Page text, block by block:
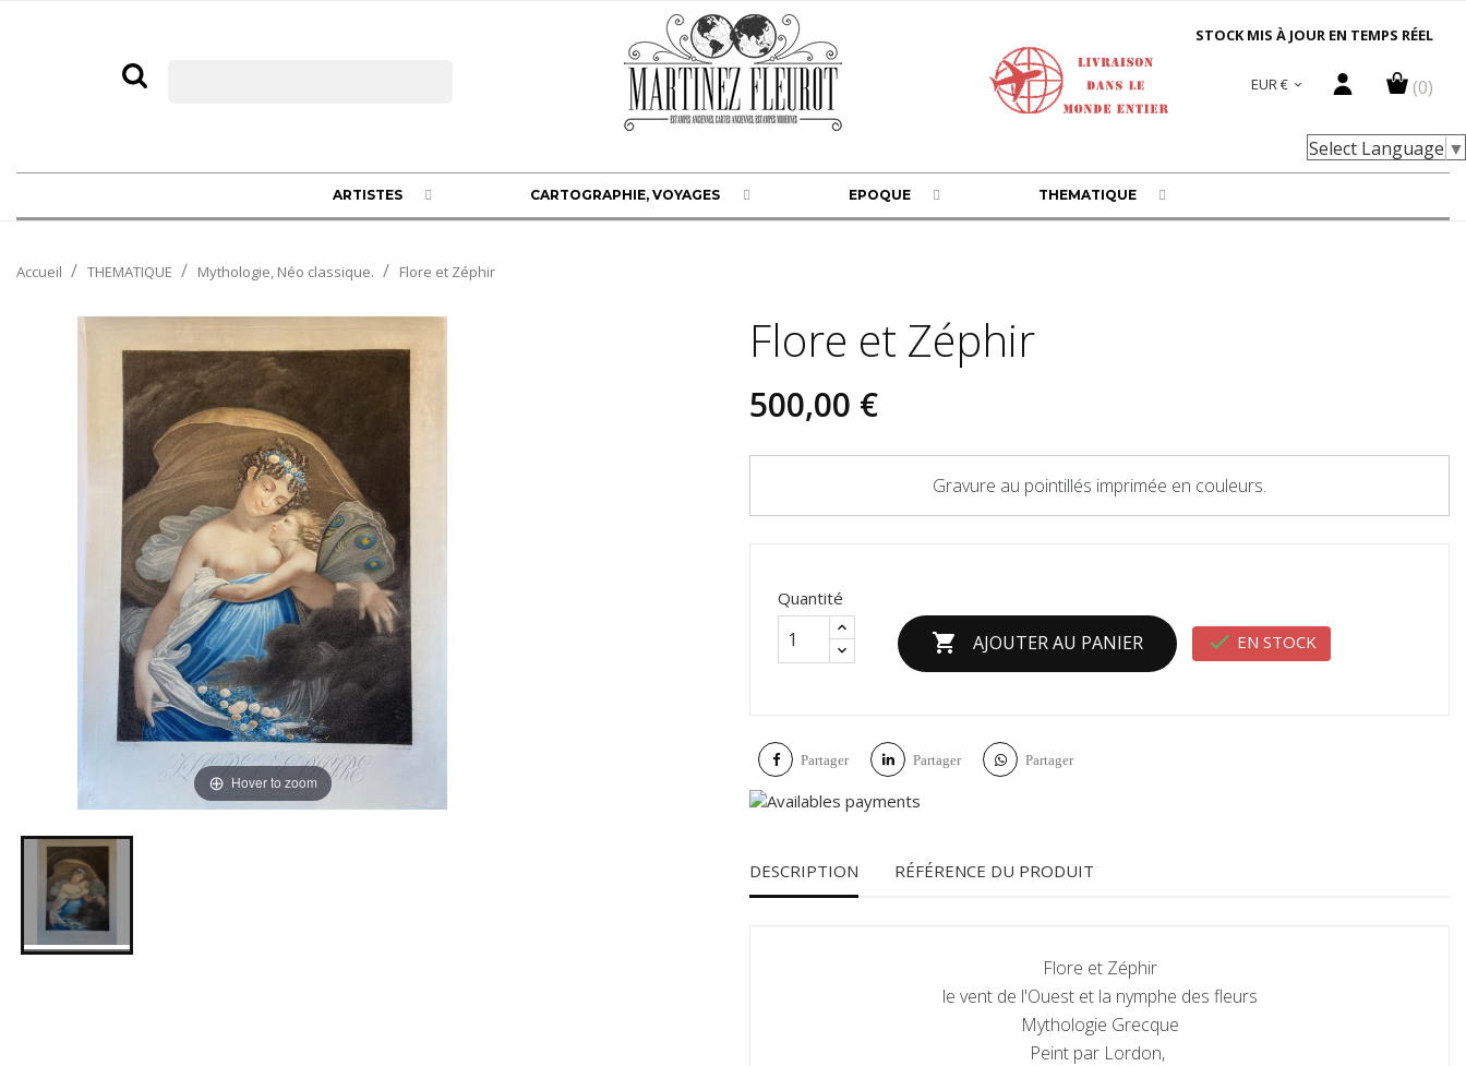
STOCK MIS À JOUR EN TEMPS RÉEL
(0)
EUR € 
Select Language ▼
ARTISTES CARTOGRAPHIE, VOYAGES EPOQUE THEMATIQUE
Accueil THEMATIQUE Mythologie, Néo classique. Flore et Zéphir
Hover to zoom
Flore et Zéphir
500,00 €
Gravure au pointillés imprimée en couleurs.
Quantité
 AJOUTER AU PANIER  EN STOCK
Partager Partager Partager
DESCRIPTION RÉFÉRENCE DU PRODUIT
Flore et Zéphir
le vent de l'Ouest et la nymphe des fleurs
Mythologie Grecque
Peint par Lordon,